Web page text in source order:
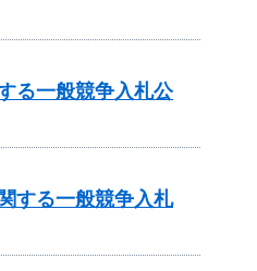
る一般競争入札公
する一般競争入札